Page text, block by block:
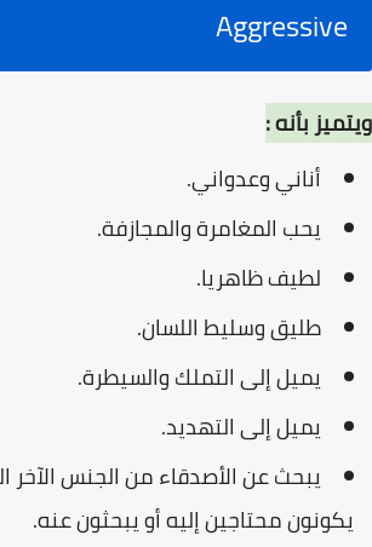
Aggressive
ويتميز بأنه :
أناني وعدواني.
يحب المغامرة والمجازفة.
لطيف ظاهريا.
طليق وسليط اللسان.
يميل إلى التملك والسيطرة.
يميل إلى التهديد.
يبحث عن الأصدقاء من الجنس الآخر
يكونون محتاجين إليه أو يبحثون عنه.